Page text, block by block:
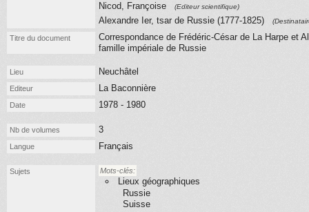
Nicod, Françoise (Editeur scientifique)
Alexandre Ier, tsar de Russie (1777-1825)
Titre du document
Correspondance de Frédéric-César de La Harpe et
famille impériale de Russie
Lieu Neuchâtel
Editeur La Baconnière
Date 1978 - 1980
Nb de volumes 3
Langue Français
Sujets Mots-clés:
Lieux géographiques
Russie
Suisse